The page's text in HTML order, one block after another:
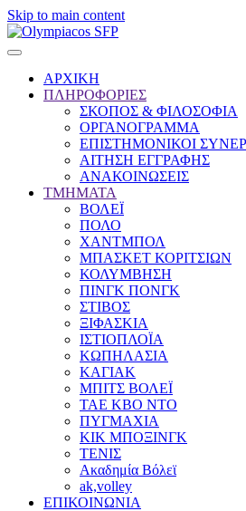
Skip to main content
ΑΡΧΙΚΗ
ΠΛΗΡΟΦΟΡΙΕΣ
ΣΚΟΠΟΣ & ΦΙΛΟΣΟΦΙΑ
ΟΡΓΑΝΟΓΡΑΜΜΑ
ΕΠΙΣΤΗΜΟΝΙΚΟΙ
ΑΙΤΗΣΗ ΕΓΓΡΑΦΗΣ
ΑΝΑΚΟΙΝΩΣΕΙΣ
ΤΜΗΜΑΤΑ
ΒΟΛΕΪ
ΠΟΛΟ
ΧΑΝΤΜΠΟΛ
ΜΠΑΣΚΕΤ ΚΟΡΙΤΣΙΩΝ
ΚΟΛΥΜΒΗΣΗ
ΠΙΝΓΚ ΠΟΝΓΚ
ΣΤΙΒΟΣ
ΞΙΦΑΣΚΙΑ
ΙΣΤΙΟΠΛΟΪΑ
ΚΩΠΗΛΑΣΙΑ
ΚΑΓΙΑΚ
ΜΠΙΤΣ ΒΟΛΕΪ
ΤΑΕ ΚΒΟ ΝΤΟ
ΠΥΓΜΑΧΙΑ
ΚΙΚ ΜΠΟΞΙΝΓΚ
ΤΕΝΙΣ
Ακαδημία Βόλεϊ
ak,volley
ΕΠΙΚΟΙΝΩΝΙΑ